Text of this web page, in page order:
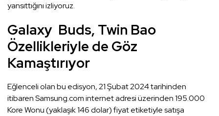
yansıttığını izliyoruz.
Galaxy Buds, Twin Bao
Özellikleriyle de Göz
Kamaştırıyor
Eğlenceli olan bu edisyon, 21 Şubat 2024 tarihinden
itibaren Samsung.com internet adresi üzerinden 195.000
Kore Wonu (yaklaşık 146 dolar) fiyat etiketiyle satışa